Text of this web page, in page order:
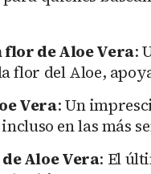
flor de Aloe Vera:
flor del Aloe,
Vera: Un
en las más
Aloe Vera: El